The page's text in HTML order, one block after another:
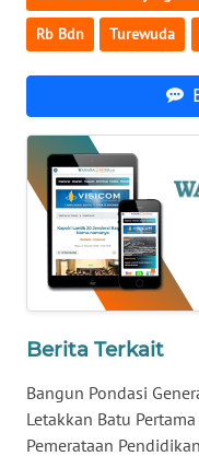
Rb Bdn Turewuda
Berita Terkait
Bangun Pondasi
Letakkan Batu
Pemerataan
WN
JABAR
WN
BANTEN
WN
NTT
WN
KEPRI
PAPUA
WN